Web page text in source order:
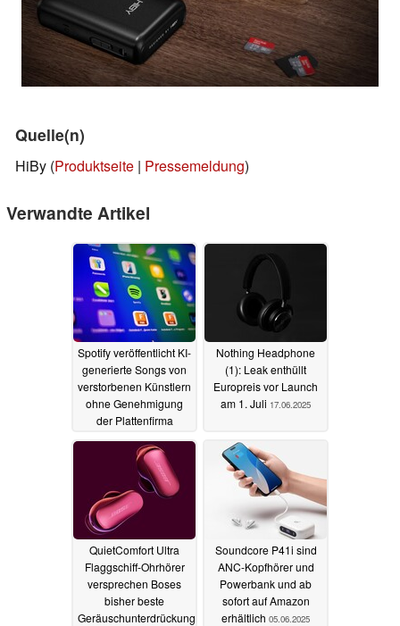
Quelle(n)
HiBy (Produktseite | Pressemeldung)
Verwandte Artikel
Spotify veröffentlicht KI-
generierte Songs von
verstorbenen Künstlern
ohne Genehmigung
der Plattenfirma
22.07.2025
Nothing Headphone
(1): Leak enthüllt
Europreis vor Launch
am 1. Juli 17.06.2025
QuietComfort Ultra
Flaggschiff-Ohrhörer
versprechen Boses
bisher beste
Geräuschunterdrückung
Soundcore P41i sind
ANC-Kopfhörer und
Powerbank und ab
sofort auf Amazon
erhältlich 05.06.2025